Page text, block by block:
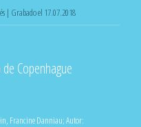
| Grabado el 17.07.2018
Copenhague
Francine Danniau;Autor: